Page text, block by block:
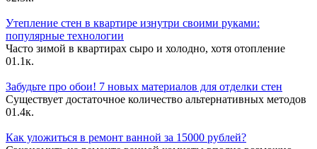
Утепление стен в квартире изнутри своими руками:
популярные технологии
Часто зимой в квартирах сыро и холодно, хотя отопление
01.1к.
Забудьте про обои! 7 новых материалов для отделки стен
Существует достаточное количество альтернативных методов
01.4к.
Как уложиться в ремонт ванной за 15000 рублей?